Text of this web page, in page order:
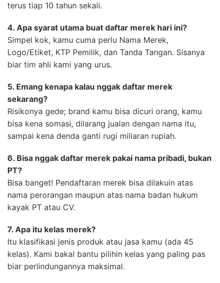
terus tiap 10 tahun sekali.
4. Apa syarat utama buat daftar merek hari ini?
Simpel kok, kamu cuma perlu Nama Merek,
Logo/Etiket, KTP Pemilik, dan Tanda Tangan. Sisanya
biar tim ahli kami yang urus.
5. Emang kenapa kalau nggak daftar merek
sekarang?
Risikonya gede; brand kamu bisa dicuri orang, kamu
bisa kena somasi, dilarang jualan dengan nama itu,
sampai kena denda ganti rugi miliaran rupiah.
6. Bisa nggak daftar merek pakai nama pribadi, bukan
PT?
Bisa banget! Pendaftaran merek bisa dilakuin atas
nama perorangan maupun atas nama badan hukum
kayak PT atau CV.
7. Apa itu kelas merek?
Itu klasifikasi jenis produk atau jasa kamu (ada 45
kelas). Kami bakal bantu pilihin kelas yang paling pas
biar perlindungannya maksimal.